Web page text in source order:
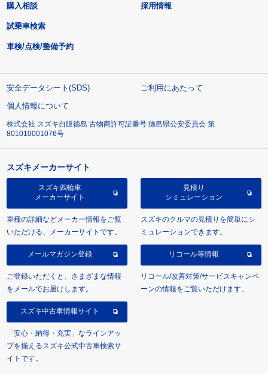
購入相談
試乗車検索
車検/点検/整備予約
採用情報
安全データシート(SDS)
ご利用にあたって
個人情報について
株式会社 スズキ自販徳島 古物商許可証番号 徳島県公安委員会 第
801010001076号
スズキメーカーサイト
スズキ四輪車
メーカーサイト
車種の詳細などメーカー情報をご覧
いただける、メーカーサイトです。
見積り
シミュレーション
スズキのクルマの見積りを簡単にシ
ミュレーションできます。
メールマガジン登録
ご登録いただくと、さまざまな情報
をメールでお届けします。
リコール等情報
リコール/改善対策/サービスキャンペ
ーンの情報をご覧いただけます。
スズキ中古車情報サイト
「安心・納得・充実」なラインアッ
プを揃えるスズキ公式中古車検索サ
イトです。